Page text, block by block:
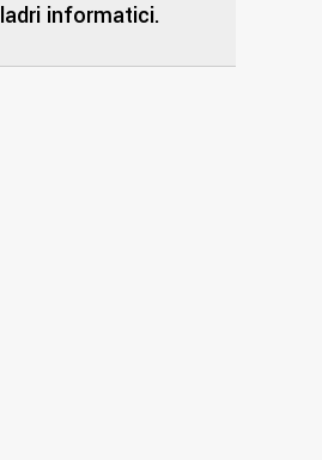
informatici.